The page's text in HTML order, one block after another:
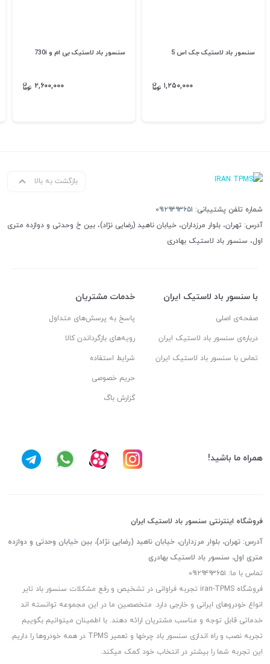
سنسور باد لاستیک جک اس 5
۱,۲۵۰,۰۰۰
سنسور باد لاستیک بی ام و 730i
۲,۶۰۰,۰۰۰
بازگشت به بالا
شماره تلفن پشتیبانی: ۰۹۱۲۹۴۹۳۶۵۱
آدرس: تهران، بلوار مرزداران، خیابان ناهید (رضایی نژاد)، بین خ وحدتی و دوازده متری
اول، سنسور باد لاستیک بهادری
با سنسور باد لاستیک ایران
صفحه‌ی اصلی
درباره‌ی سنسور باد لاستیک ایران
تماس با سنسور باد لاستیک ایران
خدمات مشتریان
پاسخ به پرسش‌های متداول
رویه‌های بازگرداندن کالا
شرایط استفاده
حریم خصوصی
گزارش باگ
همراه ما باشید!
فروشگاه اینترنتی سنسور باد لاستیک ایران
آدرس: تهران، بلوار مرزداران، خیابان ناهید (رضایی نژاد)، بین خیابان وحدتی و دوازده
متری اول، سنسور باد لاستیک بهادری
تماس با ما: ۰۹۱۲۹۴۹۳۶۵۱
فروشگاه iran-TPMS تجربه فراوانی در تشخیص و رفع مشکلات سنسور باد تایر
انواع خودروهای ایرانی و خارجی دارد. متخصصین ما در این مجموعه توانسته اند
خدماتی قابل توجه و مناسب مشتریان ارائه دهند. با اطمینان میتوانیم بگوییم
تجربه نصب و راه اندازی سنسور باد چرخها و تعمیر TPMS در همه خودروها را داریم.
این تجربه شما را بیشتر در انتخاب خود کمک میکند.